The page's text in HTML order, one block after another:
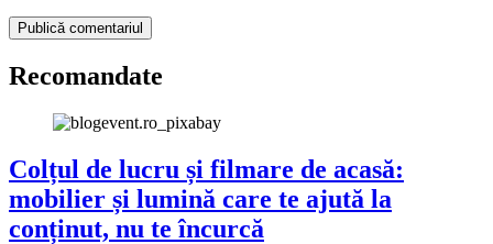
Recomandate
Colțul de lucru și filmare de acasă:
mobilier și lumină care te ajută la
conținut, nu te încurcă